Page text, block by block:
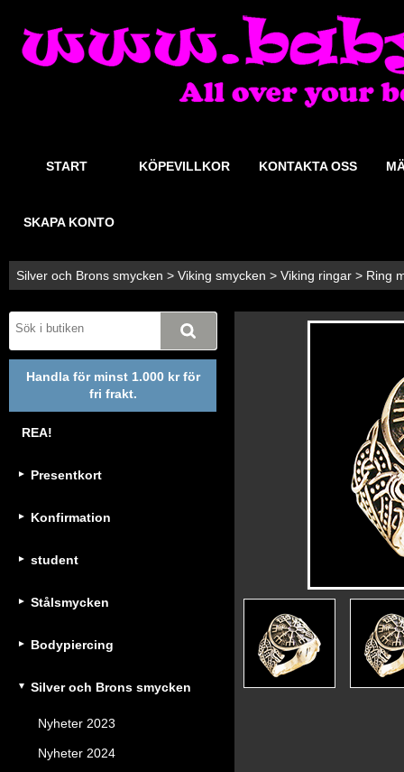
START KÖPEVILLKOR KONTAKTA OSS
SKAPA KONTO
Silver och Brons smycken > Viking smycken > Viking ringar > Ring
Handla för minst 1.000 kr för
fri frakt.
REA!
Presentkort
Konfirmation
student
Stålsmycken
Bodypiercing
Silver och Brons smycken
Nyheter 2023
Nyheter 2024